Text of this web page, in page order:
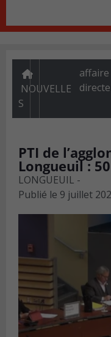
NOUVELLE
S
PTI de
Longueuil :
LONGUEUIL -
Publié le 9 juillet